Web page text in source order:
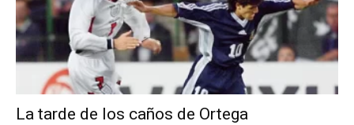
La tarde de los caños de Ortega